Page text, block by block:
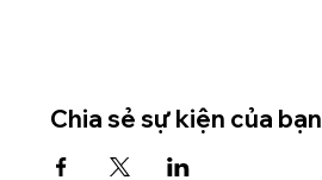
Chia sẻ sự kiện của bạn